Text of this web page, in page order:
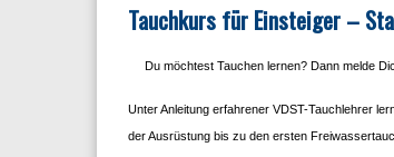
Tauchkurs für Einsteiger –
Du möchtest Tauchen lernen? Dann melde
Unter Anleitung erfahrener VDST-Tauchlehrer
der Ausrüstung bis zu den ersten